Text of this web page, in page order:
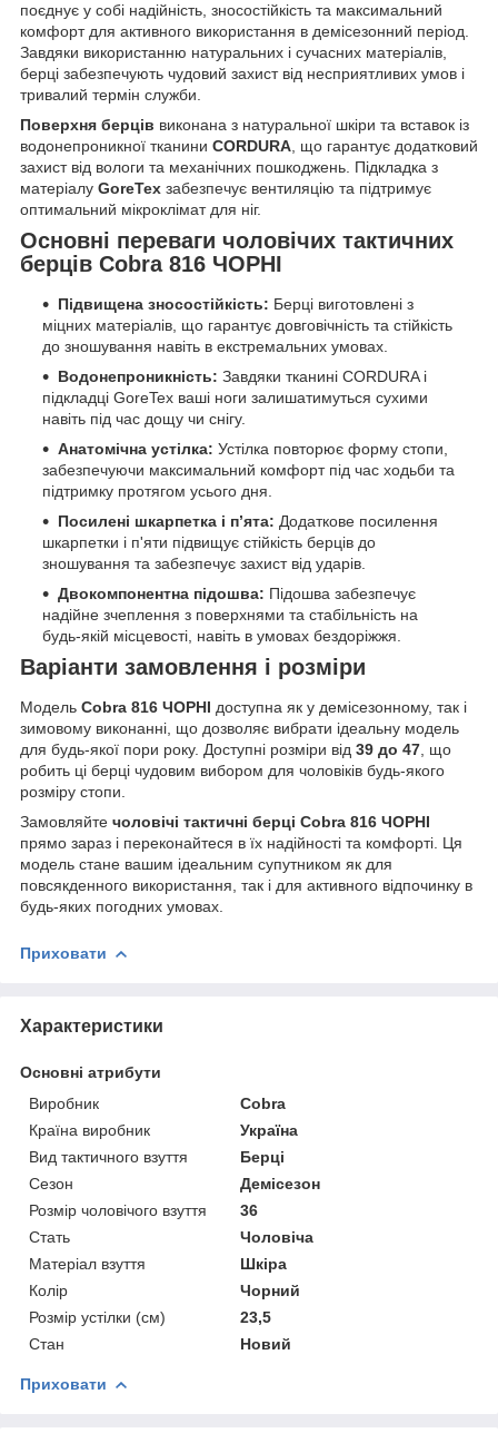
поєднує у собі надійність, зносостійкість та максимальний
комфорт для активного використання в демісезонний період.
Завдяки використанню натуральних і сучасних матеріалів,
берці забезпечують чудовий захист від несприятливих умов і
тривалий термін служби.
Поверхня берців виконана з натуральної шкіри та вставок із
водонепроникної тканини CORDURA, що гарантує додатковий
захист від вологи та механічних пошкоджень. Підкладка з
матеріалу GoreTex забезпечує вентиляцію та підтримує
оптимальний мікроклімат для ніг.
Основні переваги чоловічих тактичних
берців Cobra 816 ЧОРНІ
Підвищена зносостійкість: Берці виготовлені з
міцних матеріалів, що гарантує довговічність та стійкість
до зношування навіть в екстремальних умовах.
Водонепроникність: Завдяки тканині CORDURA і
підкладці GoreTex ваші ноги залишатимуться сухими
навіть під час дощу чи снігу.
Анатомічна устілка: Устілка повторює форму стопи,
забезпечуючи максимальний комфорт під час ходьби та
підтримку протягом усього дня.
Посилені шкарпетка і п’ята: Додаткове посилення
шкарпетки і п'яти підвищує стійкість берців до
зношування та забезпечує захист від ударів.
Двокомпонентна підошва: Підошва забезпечує
надійне зчеплення з поверхнями та стабільність на
будь-якій місцевості, навіть в умовах бездоріжжя.
Варіанти замовлення і розміри
Модель Cobra 816 ЧОРНІ доступна як у демісезонному, так і
зимовому виконанні, що дозволяє вибрати ідеальну модель
для будь-якої пори року. Доступні розміри від 39 до 47 , що
робить ці берці чудовим вибором для чоловіків будь-якого
розміру стопи.
Замовляйте чоловічі тактичні берці Cobra 816 ЧОРНІ
прямо зараз і переконайтеся в їх надійності та комфорті. Ця
модель стане вашим ідеальним супутником як для
повсякденного використання, так і для активного відпочинку в
будь-яких погодних умовах.
Приховати
Характеристики
Основні атрибути
Виробник
Cobra
Країна виробник
Україна
Вид тактичного взуття
Берці
Сезон
Демісезон
Розмір чоловічого взуття
36
Стать
Чоловіча
Матеріал взуття
Шкіра
Колір
Чорний
Розмір устілки (см)
23,5
Стан
Новий
Приховати